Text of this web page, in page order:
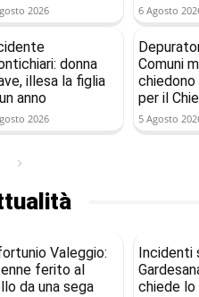
2026 6 Agosto
donna
illesa la figlia
anno
2026
Comuni
chiedono
per il
5 Agosto
Valeggio:
ferito al
da una sega
Incidenti
chiede